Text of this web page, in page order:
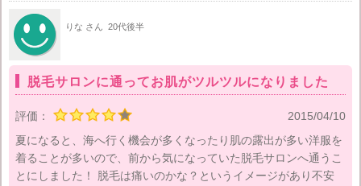
りな さん 20代後半
脱毛サロンに通ってお肌がツルツルになりました
評価：
2015/04/10
夏になると、海へ行く機会が多くなったり肌の露出が多い洋服を
着ることが多いので、前から気になっていた脱毛サロンへ通うこ
とにしました！ 脱毛は痛いのかな？というイメージがあり不安